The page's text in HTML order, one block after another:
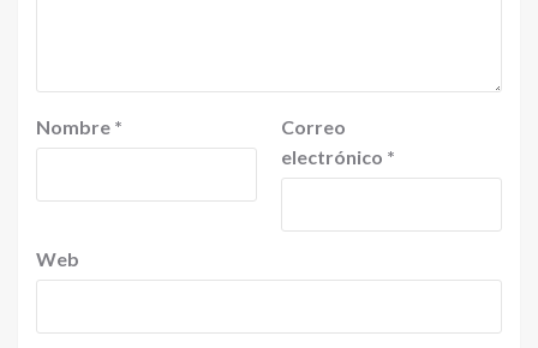
Nombre *
Correo
electrónico *
Web